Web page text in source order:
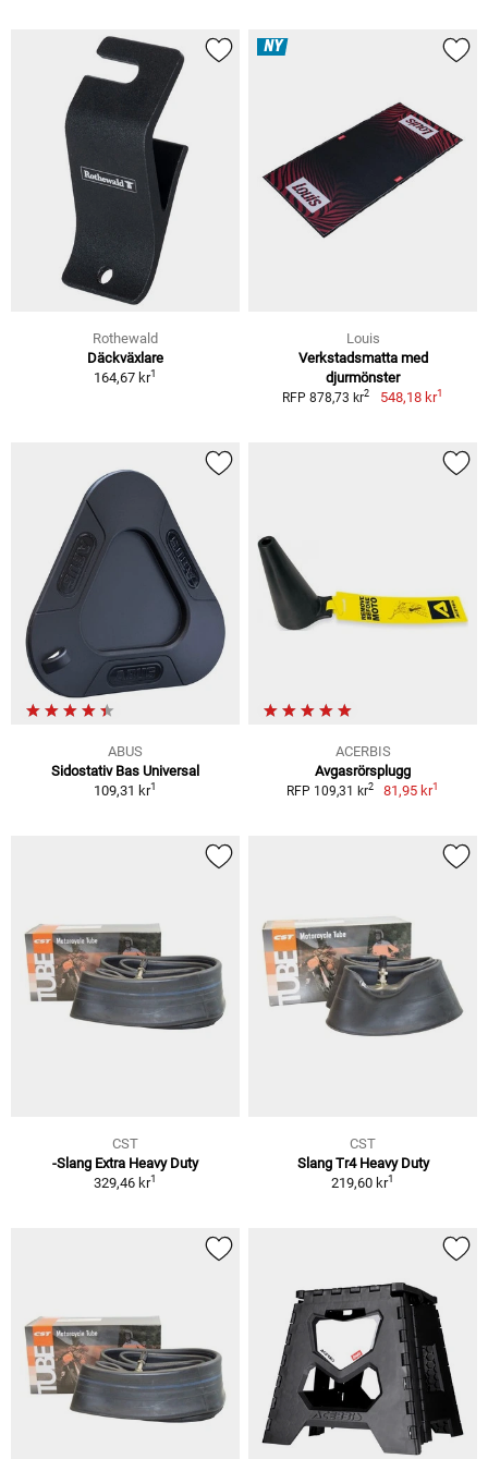
Rothewald
Däckväxlare
164,67 kr1
NY
Louis
Verkstadsmatta med
djurmönster
RFP 878,73 kr2 548,18 kr1
ABUS
Sidostativ Bas Universal
109,31 kr1
ACERBIS
Avgasrörsplugg
RFP 109,31 kr2 81,95 kr1
CST
-Slang Extra Heavy Duty
329,46 kr1
CST
Slang Tr4 Heavy Duty
219,60 kr1